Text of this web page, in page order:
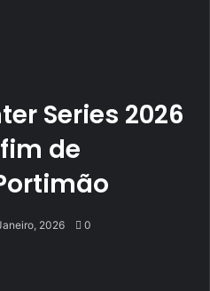
Series 2026
de
2026 0